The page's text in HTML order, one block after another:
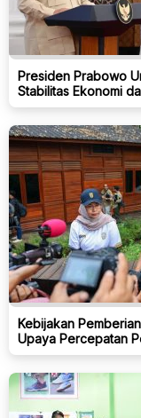
Presiden Prabowo
Stabilitas Ekonomi
Kebijakan
Upaya Percepatan